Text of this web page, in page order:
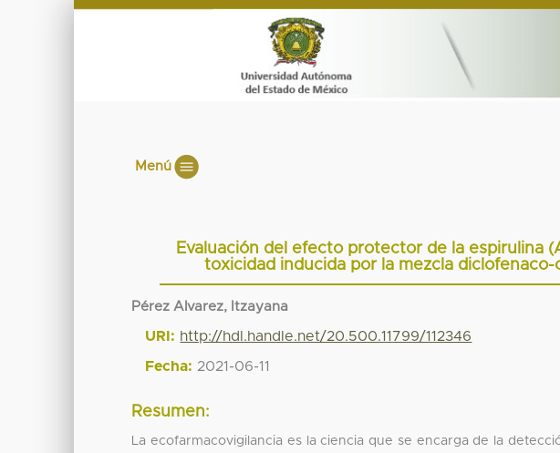
Menú
Evaluación del efecto protector de la espirulina
toxicidad inducida por la mezcla
Pérez Alvarez, Itzayana
URI: http://hdl.handle.net/20.500.11799/112346
Fecha: 2021-06-11
Resumen:
La ecofarmacovigilancia es la ciencia que se encarga de la